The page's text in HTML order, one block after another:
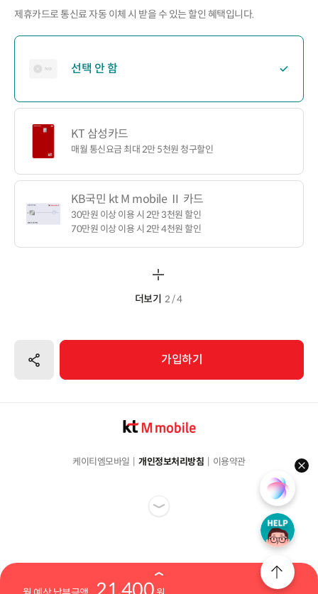
제휴카드로 통신료 자동 이체 시 받을 수 있는 할인 혜택입니다.
선택 안 함
KT 삼성카드
매월 통신요금 최대 2만 5천원 청구할인
KB국민 kt M mobile Ⅱ 카드
30만원 이상 이용 시 2만 3천원 할인
70만원 이상 이용 시 2만 4천원 할인
더보기 2 / 4
공유하기 가입하기
21,400
케이티엠모바일 개인정보처리방침 이용약관 help